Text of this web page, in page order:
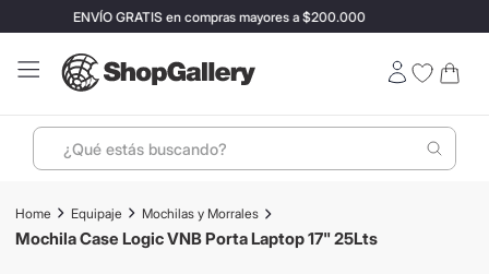
ENVÍO GRATIS en compras mayores a $200.000
¿Qué estás buscando?
Equipaje Mochilas y Morrales
Mochila Case Logic VNB Porta Laptop 17" 25Lts
1. perfumes